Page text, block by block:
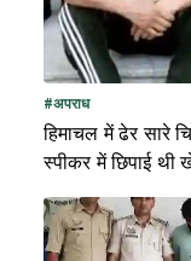
#अपराध
हिमाचल में ढेर सारे
स्पीकर में छिपाई थी